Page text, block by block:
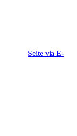
Seite via E-